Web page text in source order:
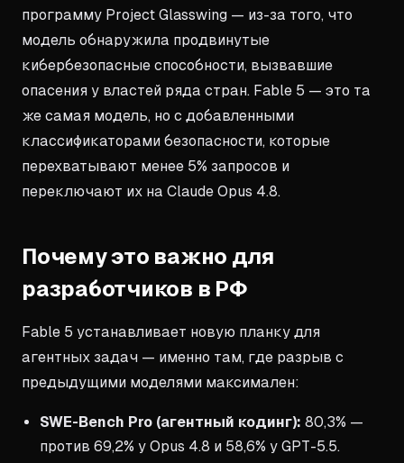
программу Project Glasswing — из-за того, что
модель обнаружила продвинутые
кибербезопасные способности, вызвавшие
опасения у властей ряда стран. Fable 5 — это та
же самая модель, но с добавленными
классификаторами безопасности, которые
перехватывают менее 5% запросов и
переключают их на Claude Opus 4.8.
Почему это важно для
разработчиков в РФ
Fable 5 устанавливает новую планку для
агентных задач — именно там, где разрыв с
предыдущими моделями максимален:
SWE-Bench Pro (агентный кодинг): 80,3% —
против 69,2% у Opus 4.8 и 58,6% у GPT-5.5.